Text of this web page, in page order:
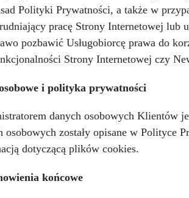
Polityki Prywatności, a także w
pracę Strony Internetowej lub
pozbawić Usługobiorcę prawa do
Strony Internetowej czy
i polityka prywatności
danych osobowych Klientów
osobowych zostały opisane w Polityce
dotyczącą plików cookies.
końcowe